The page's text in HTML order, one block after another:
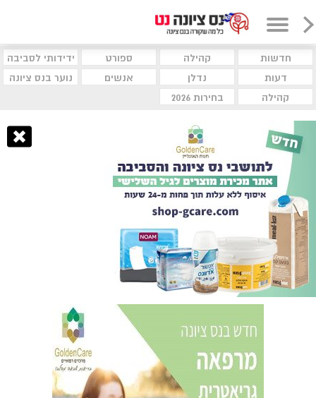
חדשות קהילה ספורט
ידידותי לסביבה
דעות
נדלן אנשים
נוער בנס ציונה
קהילה
בחירות 2026